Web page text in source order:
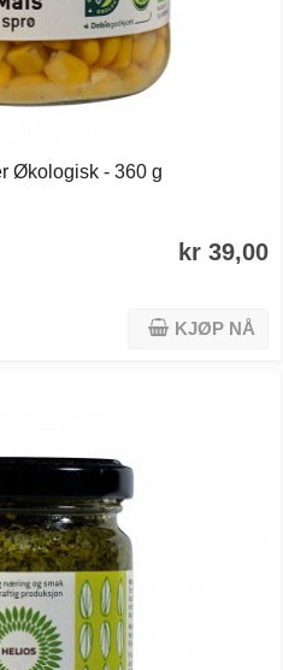
Økologisk - 360 g
kr 39,00
KJØP NÅ